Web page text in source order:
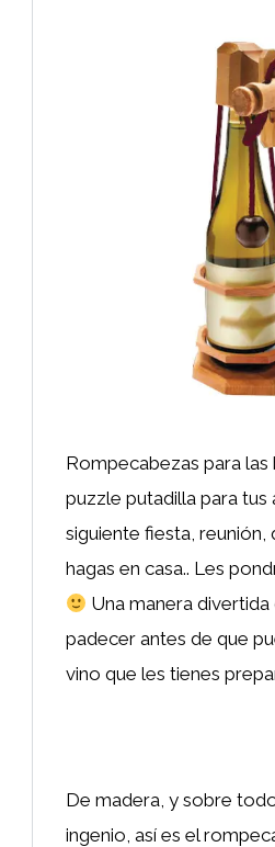
Rompecabezas para las
puzzle putadilla para tus
siguiente fiesta, reunión,
hagas en casa.. Les
Una manera
padecer antes de que
vino que les tienes
De madera, y sobre
ingenio, así es el